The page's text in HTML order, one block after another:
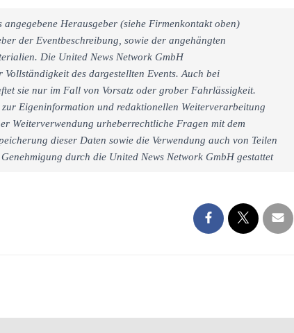
Herausgeber (siehe Firmenkontakt oben)
der Eventbeschreibung, sowie der angehängten
Die United News Network GmbH
des dargestellten Events. Auch bei
sie nur im Fall von Vorsatz oder grober Fahrlässigkeit.
Eigeninformation und redaktionellen Weiterverarbeitung
Weiterverwendung urheberrechtliche Fragen mit dem
dieser Daten sowie die Verwendung auch von Teilen
durch die United News Network GmbH gestattet